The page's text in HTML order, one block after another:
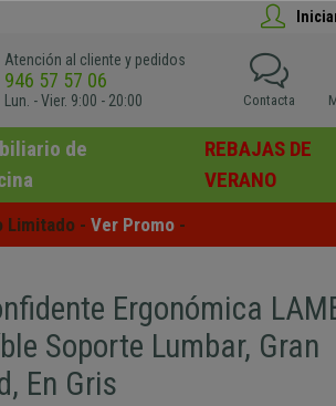
Atención al cliente y pedidos
946 57 57 06
Lun. - Vier. 9:00 - 20:00 Contacta
de
REBAJAS DE
VERANO
Limitado - Ver Promo -
Ergonómica
Soporte Lumbar, Gran
En Gris